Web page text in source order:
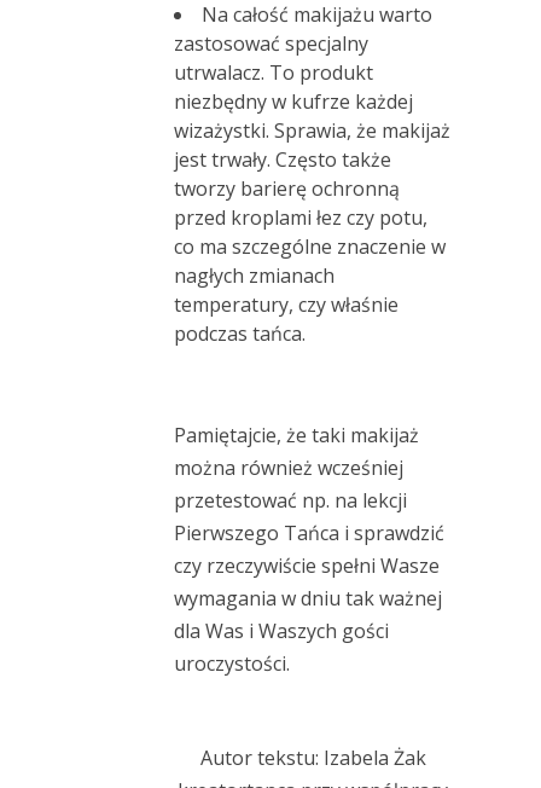
Na całość makijażu warto
zastosować specjalny
utrwalacz. To produkt
niezbędny w kufrze każdej
wizażystki. Sprawia, że makijaż
jest trwały. Często także
tworzy barierę ochronną
przed kroplami łez czy potu,
co ma szczególne znaczenie w
nagłych zmianach
temperatury, czy właśnie
podczas tańca.
Pamiętajcie, że taki makijaż
można również wcześniej
przetestować np. na lekcji
Pierwszego Tańca i sprawdzić
czy rzeczywiście spełni Wasze
wymagania w dniu tak ważnej
dla Was i Waszych gości
uroczystości.
Autor tekstu: Izabela Żak